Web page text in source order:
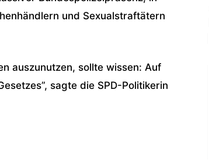
und Sexualstraftätern
auszunutzen, sollte wissen: Auf
sagte die SPD-Politikerin